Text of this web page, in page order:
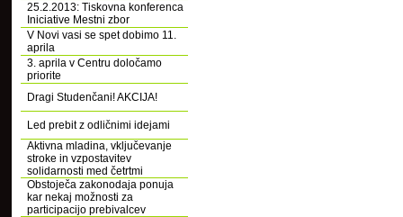
25.2.2013: Tiskovna konferenca
Iniciative Mestni zbor
V Novi vasi se spet dobimo 11.
aprila
3. aprila v Centru določamo
priorite
Dragi Studenčani! AKCIJA!
Led prebit z odličnimi idejami
Aktivna mladina, vključevanje
stroke in vzpostavitev
solidarnosti med četrtmi
Obstoječa zakonodaja ponuja
kar nekaj možnosti za
participacijo prebivalcev